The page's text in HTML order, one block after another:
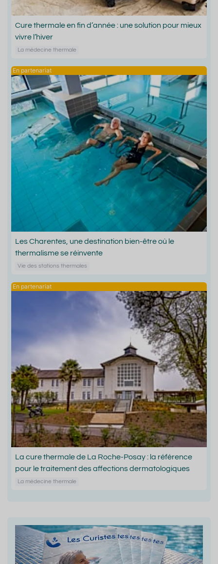
Cure thermale en fin d’année : une solution pour mieux
vivre l’hiver
La médecine thermale
Les Charentes, une destination bien-être où le
thermalisme se réinvente
Vie des stations thermales
La cure thermale de La Roche-Posay : la référence
pour le traitement des affections dermatologiques
La médecine thermale